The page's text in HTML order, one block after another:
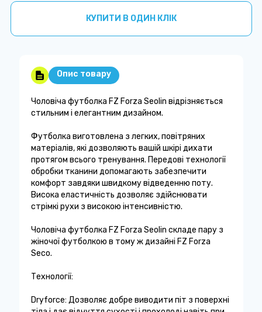
КУПИТИ В ОДИН КЛІК
Опис товару
Чоловіча футболка FZ Forza Seolin відрізняється
стильним і елегантним дизайном.
Футболка виготовлена ​​з легких, повітряних
матеріалів, які дозволяють вашій шкірі дихати
протягом всього тренування. Передові технології
обробки тканини допомагають забезпечити
комфорт завдяки швидкому відведенню поту.
Висока еластичність дозволяє здійснювати
стрімкі рухи з високою інтенсивністю.
Чоловіча футболка FZ Forza Seolin складе пару з
жіночої футболкою в тому ж дизайні FZ Forza
Seco.
Технології:
Dryforce: Дозволяє добре виводити піт з поверхні